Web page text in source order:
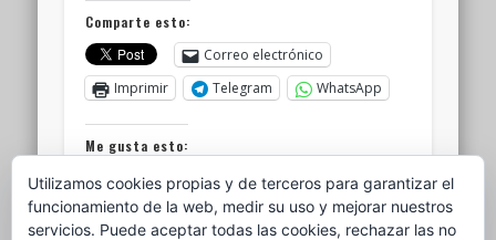
Comparte esto:
Correo electrónico
Imprimir
Telegram WhatsApp
Me gusta esto:
Utilizamos cookies propias y de terceros para garantizar el
funcionamiento de la web, medir su uso y mejorar nuestros
servicios. Puede aceptar todas las cookies, rechazar las no